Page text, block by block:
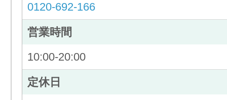
0120-692-166
営業時間
10:00-20:00
定休日